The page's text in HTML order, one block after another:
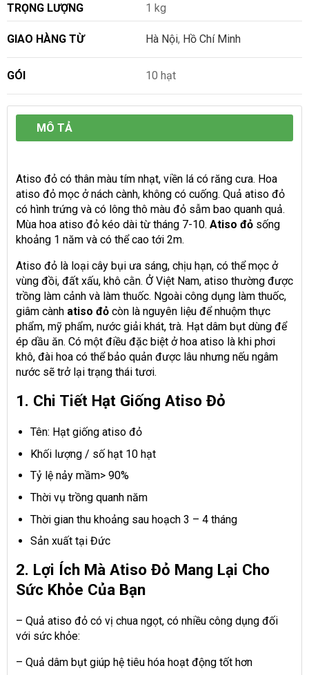
TRỌNG LƯỢNG
1 kg
GIAO HÀNG TỪ Hà Nội, Hồ Chí Minh
GÓI 10 hạt
MÔ TẢ
Atiso đỏ có thân màu tím nhạt, viền lá có răng cưa. Hoa
atiso đỏ mọc ở nách cành, không có cuống. Quả atiso đỏ
có hình trứng và có lông thô màu đỏ sẫm bao quanh quả.
Mùa hoa atiso đỏ kéo dài từ tháng 7-10. Atiso đỏ sống
khoảng 1 năm và có thể cao tới 2m.
Atiso đỏ là loại cây bụi ưa sáng, chịu hạn, có thể mọc ở
vùng đồi, đất xấu, khô cằn. Ở Việt Nam, atiso thường được
trồng làm cảnh và làm thuốc. Ngoài công dụng làm thuốc,
giâm cành atiso đỏ còn là nguyên liệu để nhuộm thực
phẩm, mỹ phẩm, nước giải khát, trà. Hạt dâm bụt dùng để
ép dầu ăn. Có một điều đặc biệt ở hoa atiso là khi phơi
khô, đài hoa có thể bảo quản được lâu nhưng nếu ngâm
nước sẽ trở lại trạng thái tươi.
1. Chi Tiết Hạt Giống Atiso Đỏ
Tên: Hạt giống atiso đỏ
Khối lượng / số hạt 10 hạt
Tỷ lệ nảy mầm> 90%
Thời vụ trồng quanh năm
Thời gian thu khoảng sau hoạch 3 – 4 tháng
Sản xuất tại Đức
2. Lợi Ích Mà Atiso Đỏ Mang Lại Cho
Sức Khỏe Của Bạn
– Quả atiso đỏ có vị chua ngọt, có nhiều công dụng đối
với sức khỏe:
– Quả dâm bụt giúp hệ tiêu hóa hoạt động tốt hơn